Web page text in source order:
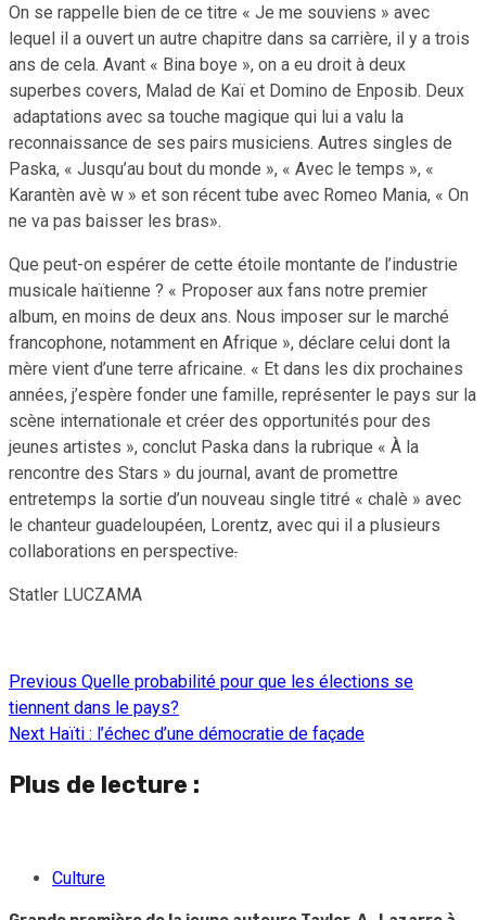
On se rappelle bien de ce titre « Je me souviens » avec
lequel il a ouvert un autre chapitre dans sa carrière, il y a trois
ans de cela. Avant « Bina boye », on a eu droit à deux
superbes covers, Malad de Kaï et Domino de Enposib. Deux
adaptations avec sa touche magique qui lui a valu la
reconnaissance de ses pairs musiciens. Autres singles de
Paska, « Jusqu’au bout du monde », « Avec le temps », «
Karantèn avè w » et son récent tube avec Romeo Mania, « On
ne va pas baisser les bras».
Que peut-on espérer de cette étoile montante de l’industrie
musicale haïtienne ? « Proposer aux fans notre premier
album, en moins de deux ans. Nous imposer sur le marché
francophone, notamment en Afrique », déclare celui dont la
mère vient d’une terre africaine. « Et dans les dix prochaines
années, j’espère fonder une famille, représenter le pays sur la
scène internationale et créer des opportunités pour des
jeunes artistes », conclut Paska dans la rubrique « À la
rencontre des Stars » du journal, avant de promettre
entretemps la sortie d’un nouveau single titré « chalè » avec
le chanteur guadeloupéen, Lorentz, avec qui il a plusieurs
collaborations en perspective.
Statler LUCZAMA
Continue
Reading
Previous Quelle probabilité pour que les élections se
tiennent dans le pays?
Next Haïti : l’échec d’une démocratie de façade
Plus de lecture :
Culture